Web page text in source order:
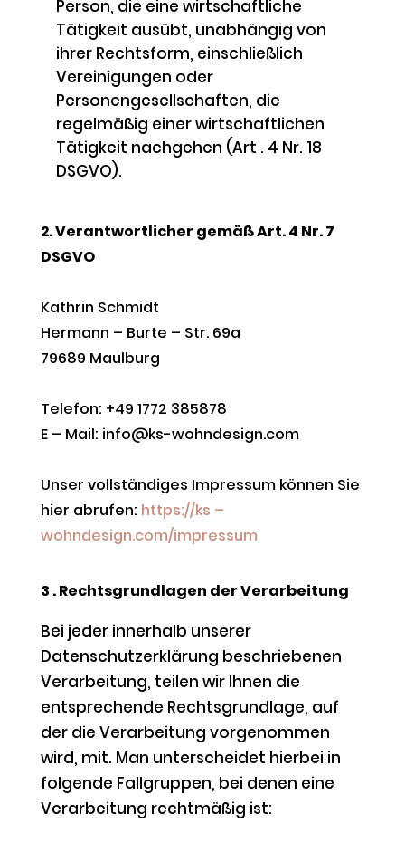
Person, die eine wirtschaftliche
Tätigkeit ausübt, unabhängig von
ihrer Rechtsform, einschließlich
Vereinigungen oder
Personengesellschaften, die
regelmäßig einer wirtschaftlichen
Tätigkeit nachgehen (Art . 4 Nr. 18
DSGVO).
2. Verantwortlicher gemäß Art. 4 Nr. 7
DSGVO
Kathrin Schmidt
Hermann – Burte – Str. 69a
79689 Maulburg
Telefon: +49 1772 385878
E – Mail: info@ks-wohndesign.com
Unser vollständiges Impressum können Sie
hier abrufen: https://ks –
wohndesign.com/impressum
3 . Rechtsgrundlagen der Verarbeitung
Bei jeder innerhalb unserer
Datenschutzerklärung beschriebenen
Verarbeitung, teilen wir Ihnen die
entsprechende Rechtsgrundlage, auf
der die Verarbeitung vorgenommen
wird, mit. Man unterscheidet hierbei in
folgende Fallgruppen, bei denen eine
Verarbeitung rechtmäßig ist: